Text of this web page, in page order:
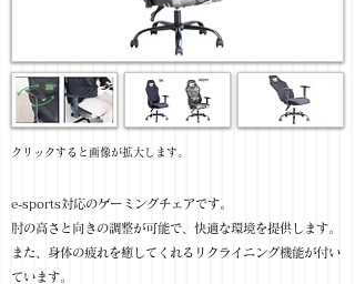
​クリックすると画像が拡大します。
e-sports対応のゲーミングチェアです。
肘の高さと向きの調整が可能で、快適な環境を提供します。
また、身体の疲れを癒してくれるリクライニング機能が付い
ています。